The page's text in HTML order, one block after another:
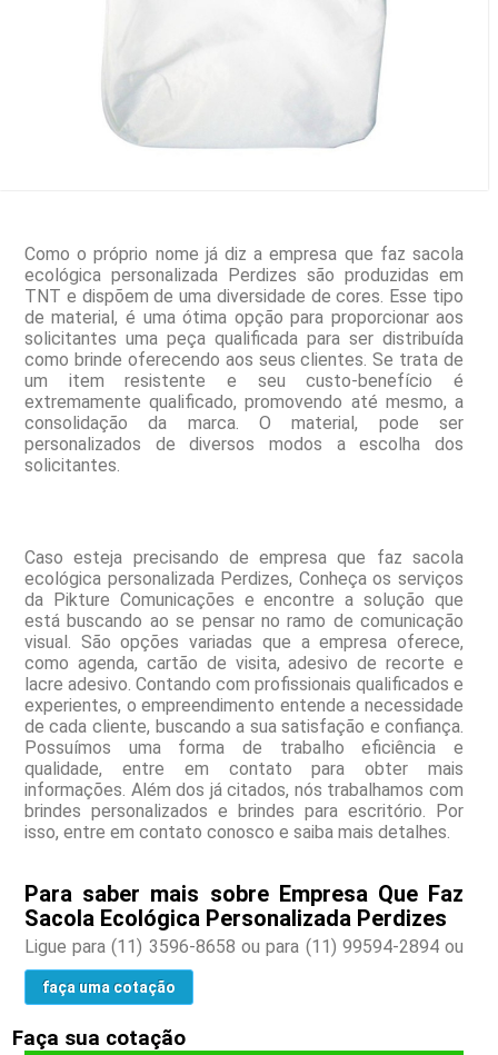
Como o próprio nome já diz a empresa que faz sacola
ecológica personalizada Perdizes são produzidas em
TNT e dispõem de uma diversidade de cores. Esse tipo
de material, é uma ótima opção para proporcionar aos
solicitantes uma peça qualificada para ser distribuída
como brinde oferecendo aos seus clientes. Se trata de
um item resistente e seu custo-benefício é
extremamente qualificado, promovendo até mesmo, a
consolidação da marca. O material, pode ser
personalizados de diversos modos a escolha dos
solicitantes.
Caso esteja precisando de empresa que faz sacola
ecológica personalizada Perdizes, Conheça os serviços
da Pikture Comunicações e encontre a solução que
está buscando ao se pensar no ramo de comunicação
visual. São opções variadas que a empresa oferece,
como agenda, cartão de visita, adesivo de recorte e
lacre adesivo. Contando com profissionais qualificados e
experientes, o empreendimento entende a necessidade
de cada cliente, buscando a sua satisfação e confiança.
Possuímos uma forma de trabalho eficiência e
qualidade, entre em contato para obter mais
informações. Além dos já citados, nós trabalhamos com
brindes personalizados e brindes para escritório. Por
isso, entre em contato conosco e saiba mais detalhes.
Para saber mais sobre Empresa Que Faz
Sacola Ecológica Personalizada Perdizes
Ligue para(11) 3596-8658 ou para (11) 99594-2894ou
faça uma cotação
Faça sua cotação